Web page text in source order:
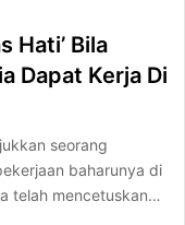
Hati’ Bila
Dapat Kerja Di
seorang
baharunya di
telah mencetuskan…